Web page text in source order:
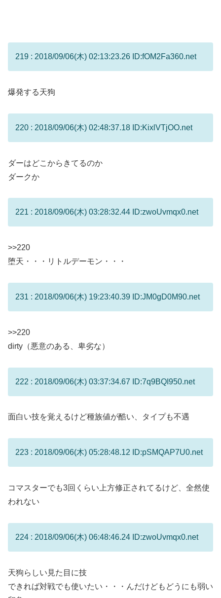
219 : 2018/09/06(木) 02:13:23.26 ID:fOM2Fa360.net
爆発する天狗
220 : 2018/09/06(木) 02:48:37.18 ID:KixlVTjOO.net
ダーはどこからきてるのか
ダークか
221 : 2018/09/06(木) 03:28:32.44 ID:zwoUvmqx0.net
>>220
堕天・・・リトルデーモン・・・
231 : 2018/09/06(木) 19:23:40.39 ID:JM0gD0M90.net
>>220
dirty（悪意のある、卑劣な）
222 : 2018/09/06(木) 03:37:34.67 ID:7q9BQI950.net
面白い技を覚えるけど種族値が酷い、タイプも不遇
223 : 2018/09/06(木) 05:28:48.12 ID:pSMQAP7U0.net
コマスターでも3回くらい上方修正されてるけど、全然使
われない
224 : 2018/09/06(木) 06:48:46.24 ID:zwoUvmqx0.net
天狗らしい見た目に技
できれば対戦でも使いたい・・・んだけどもどうにも弱い